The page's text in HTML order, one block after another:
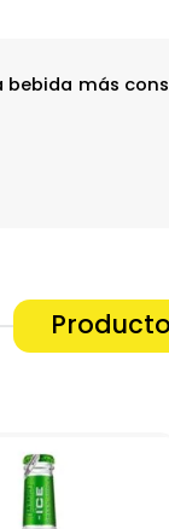
bebida más